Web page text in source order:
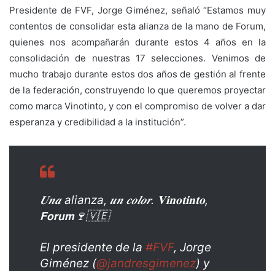
Presidente de FVF, Jorge Giménez, señaló “Estamos muy
contentos de consolidar esta alianza de la mano de Forum,
quienes nos acompañarán durante estos 4 años en la
consolidación de nuestras 17 selecciones. Venimos de
mucho trabajo durante estos dos años de gestión al frente
de la federación, construyendo lo que queremos proyectar
como marca Vinotinto, y con el compromiso de volver a dar
esperanza y credibilidad a la institución”.
𝑼𝒏𝒂 alianza, 𝒖𝒏 𝒄𝒐𝒍𝒐𝒓. 𝐕𝐢𝐧𝐨𝐭𝐢𝐧𝐭𝐨,
𝗙𝗼𝗿𝘂𝗺🍷🇻🇪
El presidente de la #FVF, Jorge
Giménez (@jandresgimenez) y